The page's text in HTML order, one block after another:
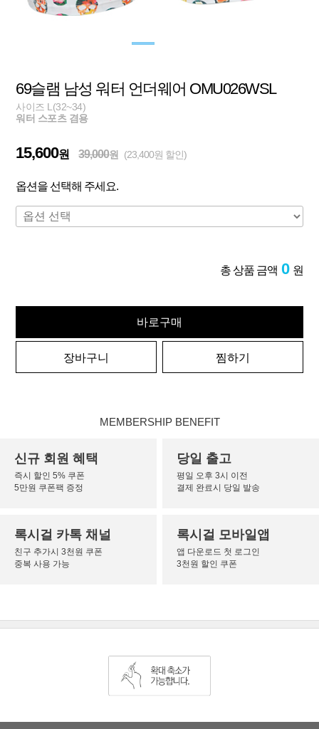
69슬램 남성 워터 언더웨어 OMU026WSL
사이즈 L(32~34)
워터 스포츠 겸용
15,600원 39,000원 (23,400원 할인)
옵션을 선택해 주세요.
총 상품 금액 0 원
바로구매
장바구니 찜하기
MEMBERSHIP BENEFIT
신규 회원 혜택
즉시 할인 5% 쿠폰
5만원 쿠폰팩 증정
당일 출고
평일 오후 3시 이전
결제 완료시 당일 발송
록시걸 카톡 채널
친구 추가시 3천원 쿠폰
중복 사용 가능
록시걸 모바일앱
앱 다운로드 첫 로그인
3천원 할인 쿠폰